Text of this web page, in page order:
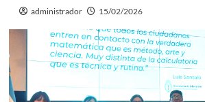
administrador 15/02/2026